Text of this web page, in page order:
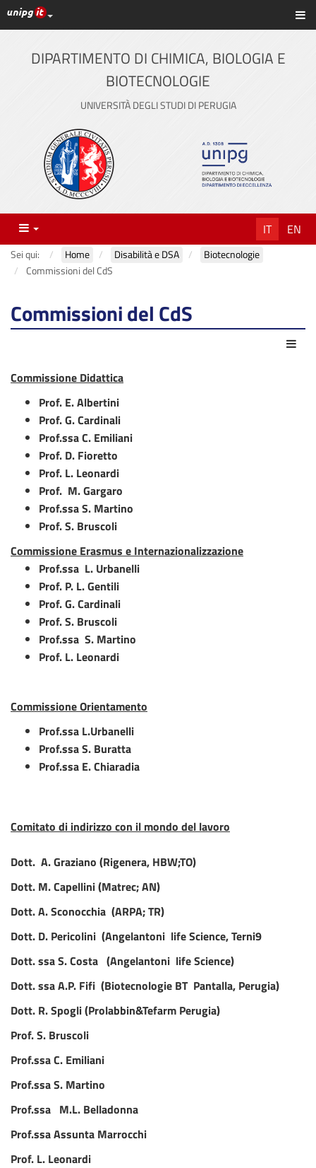
Vai
al
contenuto
principale
Link ai principali servizi web di Ateneo
DIPARTIMENTO DI CHIMICA, BIOLOGIA E
BIOTECNOLOGIE
UNIVERSITÀ DEGLI STUDI DI PERUGIA
Menu IT EN
Sei qui: Home Disabilità e DSA
Biotecnologie
Commissioni del CdS
Commissioni del CdS
Commissione Didattica
Prof. E. Albertini
Prof. G. Cardinali
Prof.ssa C. Emiliani
Prof. D. Fioretto
Prof. L. Leonardi
Prof. M. Gargaro
Prof.ssaS. Martino
Prof. S. Bruscoli
Commissione Erasmus e Internazionalizzazione
Prof.ssa L. Urbanelli
Prof. P. L. Gentili
Prof. G. Cardinali
Prof. S. Bruscoli
Prof.ssa S. Martino
Prof. L. Leonardi
Commissione Orientamento
Prof.ssa L.Urbanelli
Prof.ssa S. Buratta
Prof.ssa E. Chiaradia
Comitato di indirizzo con il mondo del lavoro
Dott. A. Graziano (Rigenera, HBW;TO)
Dott. M. Capellini (Matrec; AN)
Dott.A. Sconocchia (ARPA; TR)
Dott. D. Pericolini (Angelantoni life Science, Terni9
Dott. ssa S. Costa (Angelantoni life Science)
Dott. ssa A.P. Fifi (Biotecnologie BT Pantalla, Perugia)
Dott. R. Spogli (Prolabbin&Tefarm Perugia)
Prof. S. Bruscoli
Prof.ssa C. Emiliani
Prof.ssa S. Martino
Prof.ssa M.L. Belladonna
Prof.ssa Assunta Marrocchi
Prof. L. Leonardi